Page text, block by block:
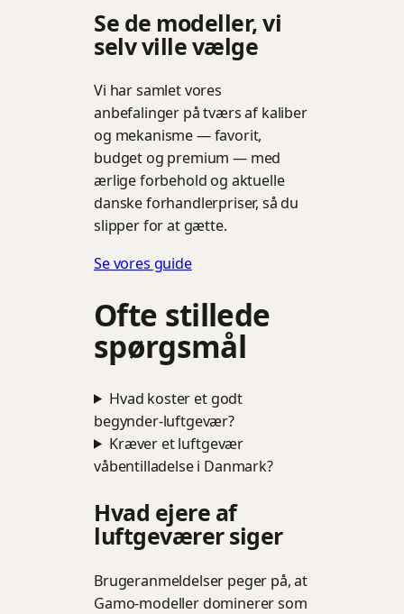
Se de modeller, vi
selv ville vælge
Vi har samlet vores
anbefalinger på tværs af kaliber
og mekanisme — favorit,
budget og premium — med
ærlige forbehold og aktuelle
danske forhandlerpriser, så du
slipper for at gætte.
Se vores guide
Ofte stillede
spørgsmål
Hvad koster et godt
begynder-luftgevær?
Kræver et luftgevær
våbentilladelse i Danmark?
Hvad ejere af
luftgeværer siger
Brugeranmeldelser peger på, at
Gamo-modeller dominerer som